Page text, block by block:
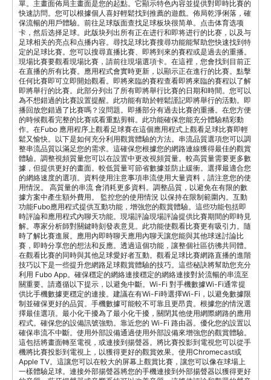
單。主畫面佈局主畫面是您的起點。它顯示特色內容並提供對即時比賽的
快速訪問。您可以根據個人喜好輕鬆找到推薦的遊戲。佈局乾淨俐落，確
保流暢的用戶體驗。前往足球版面查找足球板块很简单。点击体育选项
卡，然后选择足球。此版块列出所有正在进行和即将进行的比赛，以及与
足球相关的亮点和点播内容。尋找足球比賽搜尋功能能幫助您快速找到特
定的足球比賽。您可以搜尋直播比賽、即將到來的賽程或是過去的重播。
現場比賽要觀看現場比賽，請前往現場選項卡。在這裡，您會找到目前正
在直播的所有比賽。應用程式會實時更新，以顯示正在進行的比賽。點擊
任何比賽即可立即開始觀看。即將來臨的賽程查看即將來臨的賽程以了解
即將舉行的比賽。此部分列出了所有即將舉行比賽的日期和時間。您可以
為不想錯過的比賽設置提醒。此功能有助於輕鬆謹記即將舉行的活動。即
播回放您錯過了比賽嗎？沒問題。即播部分有過去比賽的重播。在您方便
的時候觀看完整的比賽或看重點剪輯。此功能確保您能充分體驗精彩動
作。在Fubo 應用程序上觀看足球賽在這個應用程式上觀看足球比賽即輕
鬆又愉快。以下是如何充分利用觀賞體驗的方法。串流品質選項您可以調
整串流品質以滿足您的需求。這確保您根據您的網路連線獲得最佳的觀賞
體驗。調整視頻質量您可以在設置中更改視頻質量。較高質量需要更多數
據，但提供更好的畫面。較低質量可節省數據並防止緩衝。選擇最適合您
的網絡速度的選項。資料使用注意事項串流使用大量資料，請注意您的使
用情況。 高質量的串流 會消耗更多資料。調整品質，以避免在有限的數
據方案中產生額外費用。 監控您的使用情況 以保持在限制範圍內。互動
功能Fubo應用程式提供互動功能，增強您的觀賞體驗。這些功能包括即
時評論和應用程式內聊天功能。現場評論現場評論提供比賽期間的即時見
解。專家分析師對關鍵時刻發表意見。此功能使觀看比賽更有吸引力。隨
時了解比賽進展。應用內即時聊天應用內聊天讓您能與其他球迷討論比
賽，即時分享您的想法和反應。透過這個功能，讓整個社區彷彿共同體。
在觀看比賽的同時與其他足球愛好者互動。觀看足球比賽網路直播的進階
技巧以下是一些提升您網路足球觀賞體驗的技巧。這些秘訣將幫助您充分
利用 Fubo App。確保穩定的網絡連接穩定的網絡連接對於流暢的串流至
關重要。請遵循以下提示，以避免中斷。Wi-Fi 對手機數據Wi-Fi通常提
供比手機數據更穩定的連接。建議在有Wi-Fi時選擇Wi-Fi，以避免數據限
制並確保更好的品質。手機數據可能較不可靠且更昂貴。根據您的情況選
擇最佳選項。最小化干擾為了最小化干擾，關閉其他使用網際網路的應用
程式。確保您的設備訊號強勁。靠近您的 Wi-Fi 路由器。優化您的設置以
確保串流不中斷。使用外部設備通過使用外部設備來增強您的觀賞體驗。
這包括將畫面轉至電視，或連接到揚聲器。將比賽投影到電視您可以從手
機將比賽投影到電視上，以獲得更好的觀賞效果。使用Chromecast或
Apple TV。這讓您可以在較大的屏幕上觀賞比賽，讓您可以像在球場上
一樣體驗足球。連接外部揚聲器將您的手機連接到外部揚聲器以獲得更好